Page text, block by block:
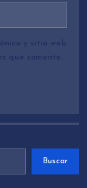
y sitio web
que comente.
Buscar